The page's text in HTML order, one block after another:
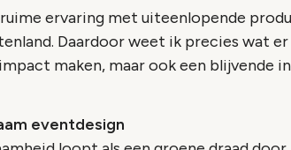
ervaring met uiteenlopende
Daardoor weet ik precies wat
maken, maar ook een blijvende
eventdesign